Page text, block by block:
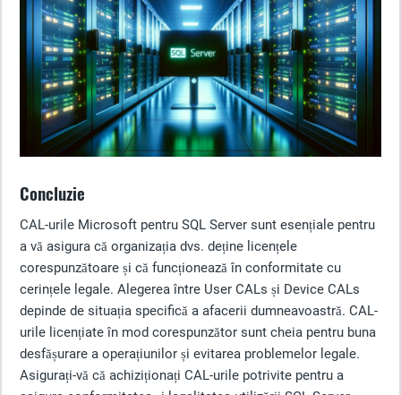
Concluzie
CAL-urile Microsoft pentru SQL Server sunt esențiale pentru
a vă asigura că organizația dvs. deține licențele
corespunzătoare și că funcționează în conformitate cu
cerințele legale. Alegerea între User CALs și Device CALs
depinde de situația specifică a afacerii dumneavoastră. CAL-
urile licențiate în mod corespunzător sunt cheia pentru buna
desfășurare a operațiunilor și evitarea problemelor legale.
Asigurați-vă că achiziționați CAL-urile potrivite pentru a